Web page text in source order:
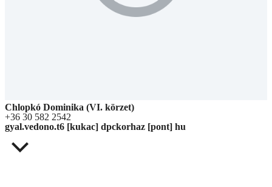
Chlopkó Dominika (VI. körzet)
+36 30 582 2542
gyal.vedono.t6 [kukac] dpckorhaz [pont] hu